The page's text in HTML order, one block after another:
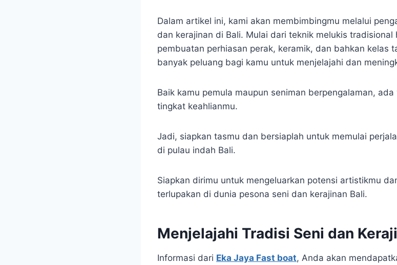
Dalam artikel ini, kami akan membimbingmu melalui
dan kerajinan di Bali. Mulai dari teknik melukis
pembuatan perhiasan perak, keramik, dan bahkan kelas
banyak peluang bagi kamu untuk menjelajahi dan
Baik kamu pemula maupun seniman berpengalaman,
tingkat keahlianmu.
Jadi, siapkan tasmu dan bersiaplah untuk memulai
di pulau indah Bali.
Siapkan dirimu untuk mengeluarkan potensi artistikmu
terlupakan di dunia pesona seni dan kerajinan Bali.
Menjelajahi Tradisi Seni dan
Informasi dari Eka Jaya Fast boat, Anda akan